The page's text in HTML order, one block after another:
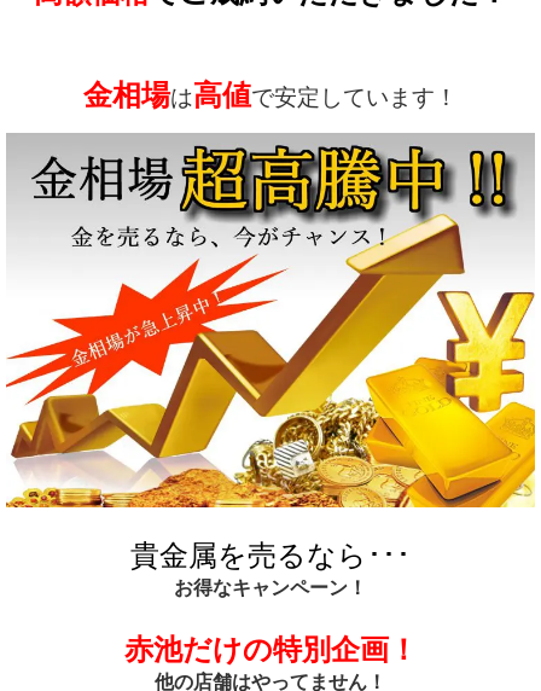
金相場は高値で安定しています！
貴金属を売るなら･･･
お得なキャンペーン！
赤池だけの特別企画！
他の店舗はやってません！